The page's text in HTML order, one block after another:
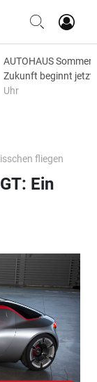
AUTOHAUS
Zukunft beginnt jetzt
Uhr
fliegen
Ein